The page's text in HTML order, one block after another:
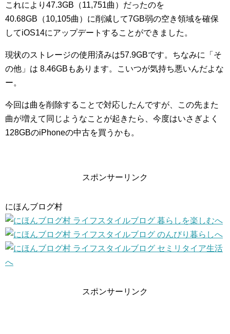
これにより47.3GB（11,751曲）だったのを
40.68GB（10,105曲）に削減して7GB弱の空き領域を確保
してiOS14にアップデートすることができました。
現状のストレージの使用済みは57.9GBです。ちなみに「そ
の他」は 8.46GBもあります。こいつが気持ち悪いんだよな
ー。
今回は曲を削除することで対応したんですが、この先また
曲が増えて同じようなことが起きたら、今度はいさぎよく
128GBのiPhoneの中古を買うかも。
スポンサーリンク
にほんブログ村
スポンサーリンク